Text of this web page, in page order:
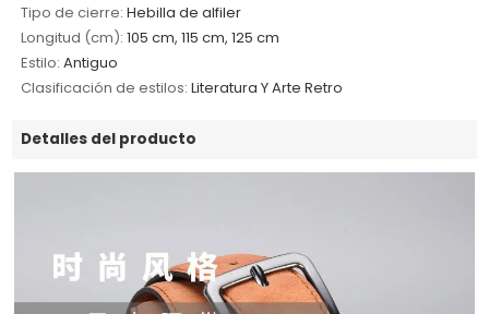
Tipo de cierre: Hebilla de alfiler
Longitud (cm): 105 cm, 115 cm, 125 cm
Estilo: Antiguo
Clasificación de estilos: Literatura Y Arte Retro
Detalles del producto